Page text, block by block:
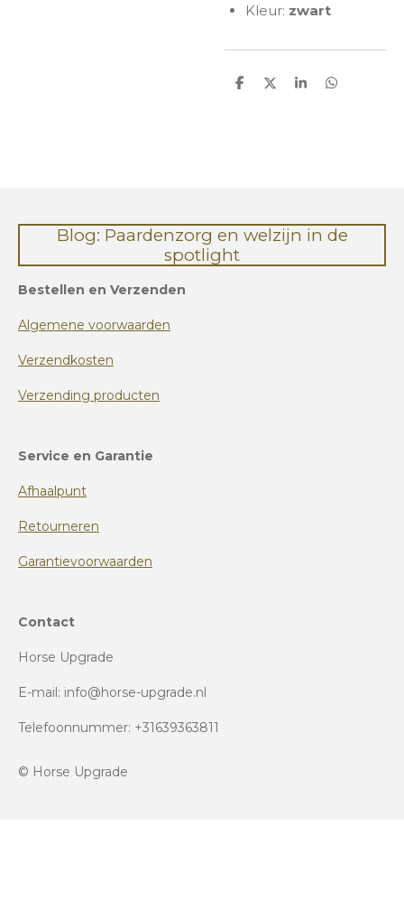
Kleur: zwart
D
D
S
D
Blog: Paardenzorg en welzijn in de
spotlight
Bestellen en Verzenden
Algemene voorwaarden
Verzendkosten
Verzending producten
Service en Garantie
Afhaalpunt
Retourneren
Garantievoorwaarden
Contact
Horse Upgrade
E-mail: info@horse-upgrade.nl
Telefoonnummer: +31639363811
© Horse Upgrade